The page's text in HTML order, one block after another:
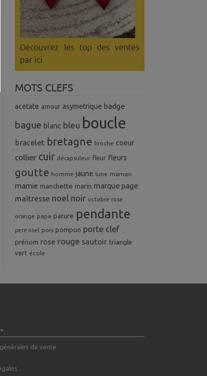
Découvrez les top des ventes
par ici
MOTS CLEFS
acetate amour asymetrique badge
bague blanc bleu boucle
bracelet bretagne broche coeur
collier cuir décapsuleur fleur fleurs
goutte homme jaune lune maman
mamie manchette marin marque page
maîtresse noel noir octobre rose
orange papa parure pendante
pere noel pois pompon porte clef
prénom rose rouge sautoir triangle
vert école
de vente